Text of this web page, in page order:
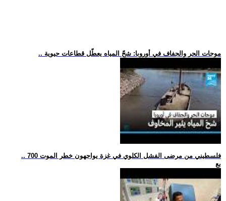
.. موجات الحر والجفاف في أوروبا: شحّ المياه يعطّل قطاعات حيوية
.. 700 فلسطيني من مرضى الفشل الكلوي في غزة يواجهون خطر الموت
بع